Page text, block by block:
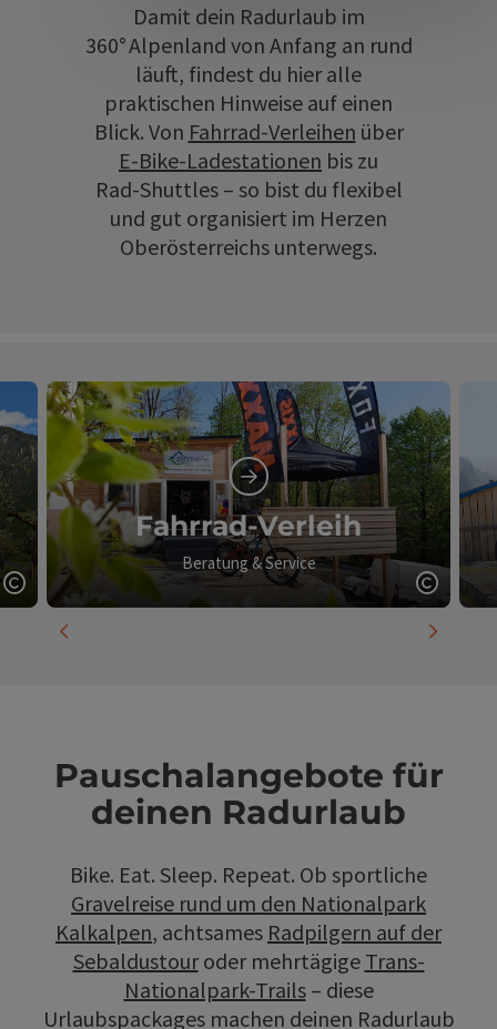
Damit dein Radurlaub im
360° Alpenland von Anfang an rund
läuft, findest du hier alle
praktischen Hinweise auf einen
Blick. Von Fahrrad‑Verleihen über
E‑Bike‑Ladestationen bis zu
Rad‑Shuttles – so bist du flexibel
und gut organisiert im Herzen
Oberösterreichs unterwegs.
Copyright öffnen
Fahrrad-Verleih
Beratung & Service
Pauschalangebote für
deinen Radurlaub
Bike. Eat. Sleep. Repeat. Ob sportliche
Gravelreise rund um den Nationalpark
Kalkalpen, achtsames Radpilgern auf der
Sebaldustouroder mehrtägige Trans-
Nationalpark-Trails– diese
Urlaubspackages machen deinen Radurlaub